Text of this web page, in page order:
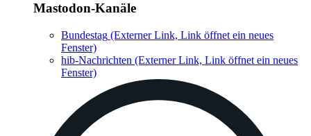
Mastodon-Kanäle
Bundestag (Externer Link, Link öffnet ein neues
Fenster)
hib-Nachrichten (Externer Link, Link öffnet ein neues
Fenster)